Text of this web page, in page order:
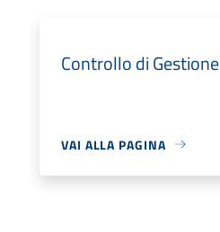
Controllo di Gestione
VAI ALLA PAGINA